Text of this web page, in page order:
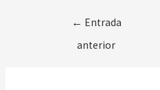
← Entrada
anterior